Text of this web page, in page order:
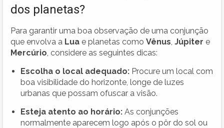
dos planetas?
Para garantir uma boa observação de uma conjunção
que envolva a Lua e planetas como Vênus Júpiter e
Mercúrio , considere as seguintes dicas:
Escolha o local adequado: Procure um local com
boa visibilidade do horizonte, longe de luzes
urbanas que possam ofuscar a visão.
Esteja atento ao horário: As conjunções
normalmente aparecem logo após o pôr do sol ou